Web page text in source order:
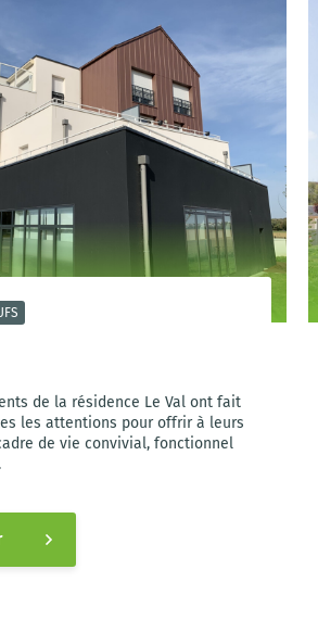
de la résidence Le Val ont fait
les attentions pour offrir à leurs
de vie convivial, fonctionnel